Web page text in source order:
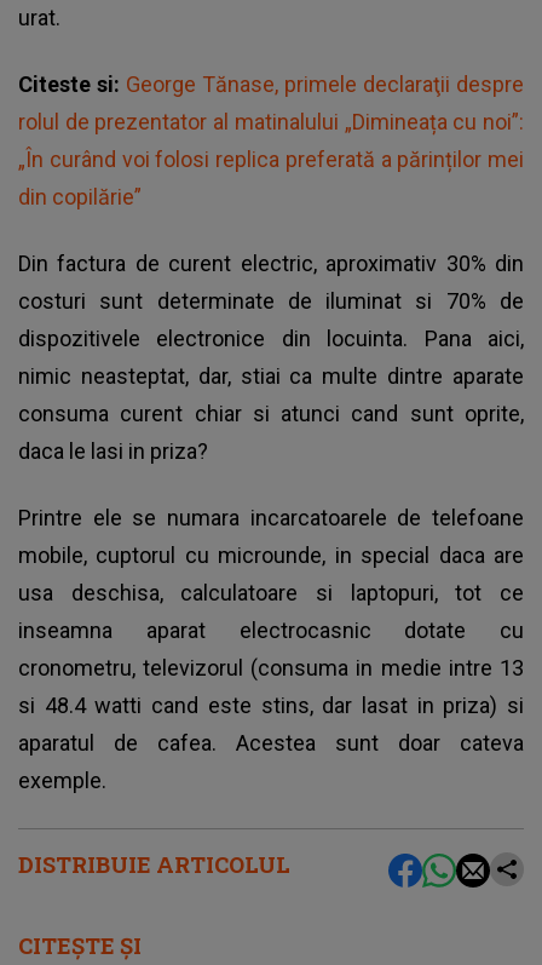
DISTRIBUIE ARTICOLUL
urat.
Citeste si: George Tănase, primele declaraţii despre
rolul de prezentator al matinalului „Dimineața cu noi”:
„În curând voi folosi replica preferată a părinților mei
din copilărie”
Din factura de curent electric, aproximativ 30% din
costuri sunt determinate de iluminat si 70% de
dispozitivele electronice din locuinta. Pana aici,
nimic neasteptat, dar, stiai ca multe dintre aparate
consuma curent chiar si atunci cand sunt oprite,
daca le lasi in priza?
Printre ele se numara incarcatoarele de telefoane
mobile, cuptorul cu microunde, in special daca are
usa deschisa, calculatoare si laptopuri, tot ce
inseamna aparat electrocasnic dotate cu
cronometru, televizorul (consuma in medie intre 13
si 48.4 watti cand este stins, dar lasat in priza) si
aparatul de cafea. Acestea sunt doar cateva
exemple.
CITEȘTE ȘI